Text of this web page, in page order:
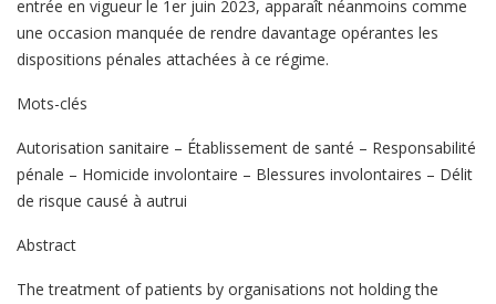
entrée en vigueur le 1er juin 2023, apparaît néanmoins comme
une occasion manquée de rendre davantage opérantes les
dispositions pénales attachées à ce régime.
Mots-clés
Autorisation sanitaire – Établissement de santé – Responsabilité
pénale – Homicide involontaire – Blessures involontaires – Délit
de risque causé à autrui
Abstract
The treatment of patients by organisations not holding the